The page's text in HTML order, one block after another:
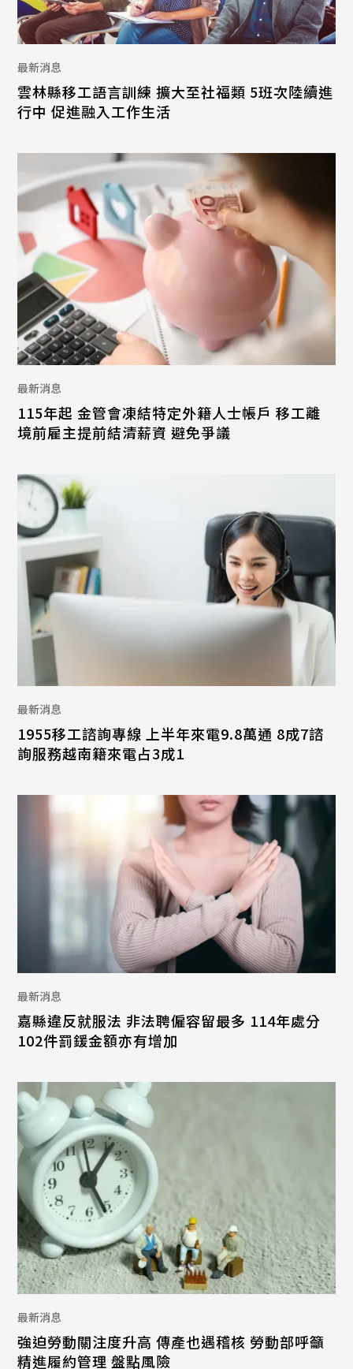
最新消息
雲林縣移工語言訓練 擴大至社福類 5班次陸續進
行中 促進融入工作生活
最新消息
115年起 金管會凍結特定外籍人士帳戶 移工離
境前雇主提前結清薪資 避免爭議
最新消息
1955移工諮詢專線 上半年來電9.8萬通 8成7諮
詢服務越南籍來電占3成1
最新消息
嘉縣違反就服法 非法聘僱容留最多 114年處分
102件罰鍰金額亦有增加
最新消息
強迫勞動關注度升高 傳產也遇稽核 勞動部呼籲
精進履約管理 盤點風險